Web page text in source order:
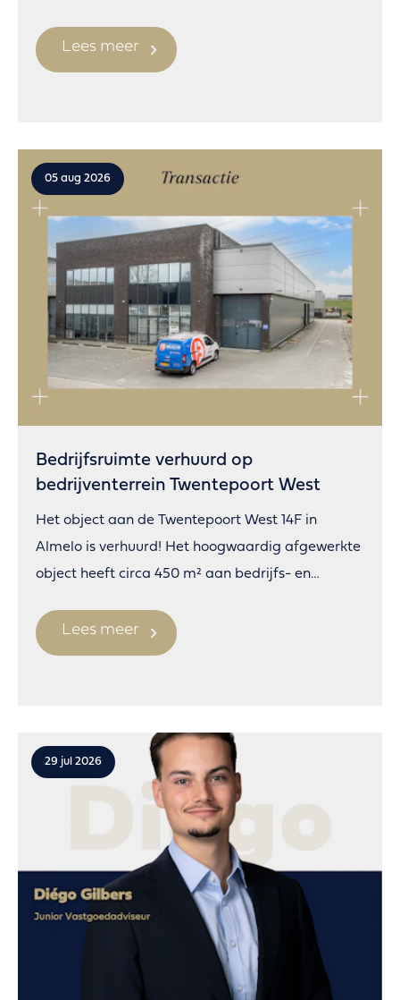
Lees meer
05 aug 2026
Bedrijfsruimte verhuurd op
bedrijventerrein Twentepoort West
Het object aan de Twentepoort West 14F in
Almelo is verhuurd! Het hoogwaardig afgewerkte
object heeft circa 450 m² aan bedrijfs- en
Lees meer
29 jul 2026